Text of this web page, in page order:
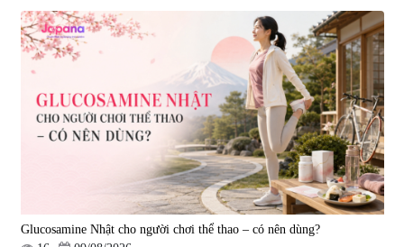
Viên uống hỗ trợ tăng cường
sinh lý nam Fujina Monster Shot
150 viên
880.000 đ
Viên uống hỗ trợ điều trị ung thư
Fucoidan Okinawa Kanehide Bio
EX 323mg - 150 viên
|790.621
4.473.500 đ
Glucosamine Nhật cho người chơi thể thao – có nên dùng?